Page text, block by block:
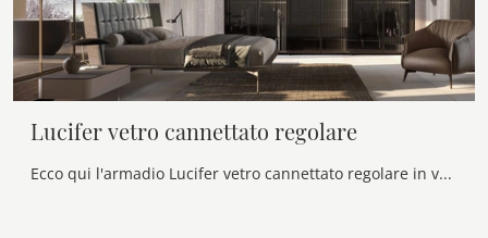
Lucifer vetro cannettato regolare
Ecco qui l'armadio Lucifer vetro cannettato regolare in vetro di Voltan! Una ricca gamma di armadi a muro con ante battenti.